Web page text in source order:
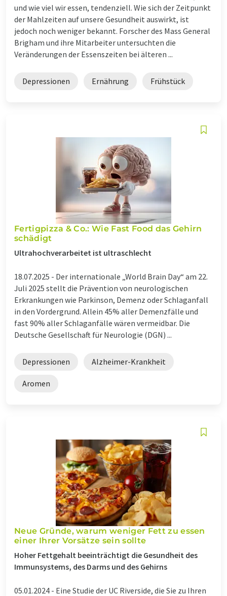
und wie viel wir essen, tendenziell. Wie sich der Zeitpunkt
der Mahlzeiten auf unsere Gesundheit auswirkt, ist
jedoch noch weniger bekannt. Forscher des Mass General
Brigham und ihre Mitarbeiter untersuchten die
Veränderungen der Essenszeiten bei älteren ...
Depressionen Ernährung Frühstück
Fertigpizza & Co.: Wie Fast Food das Gehirn
schädigt
Ultrahochverarbeitet ist ultraschlecht
18.07.2025 - Der internationale „World Brain Day“ am 22.
Juli 2025 stellt die Prävention von neurologischen
Erkrankungen wie Parkinson, Demenz oder Schlaganfall
in den Vordergrund. Allein 45% aller Demenzfälle und
fast 90% aller Schlaganfälle wären vermeidbar. Die
Deutsche Gesellschaft für Neurologie (DGN) ...
Depressionen Alzheimer-Krankheit
Aromen
Neue Gründe, warum weniger Fett zu essen
einer Ihrer Vorsätze sein sollte
Hoher Fettgehalt beeinträchtigt die Gesundheit des
Immunsystems, des Darms und des Gehirns
05.01.2024 - Eine Studie der UC Riverside, die Sie zu Ihren